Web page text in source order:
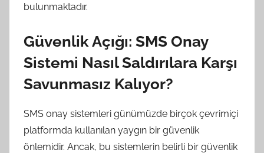
bulunmaktadır.
Güvenlik Açığı: SMS Onay
Sistemi Nasıl Saldırılara Karşı
Savunmasız Kalıyor?
SMS onay sistemleri günümüzde birçok çevrimiçi
platformda kullanılan yaygın bir güvenlik
önlemidir. Ancak, bu sistemlerin belirli bir güvenlik